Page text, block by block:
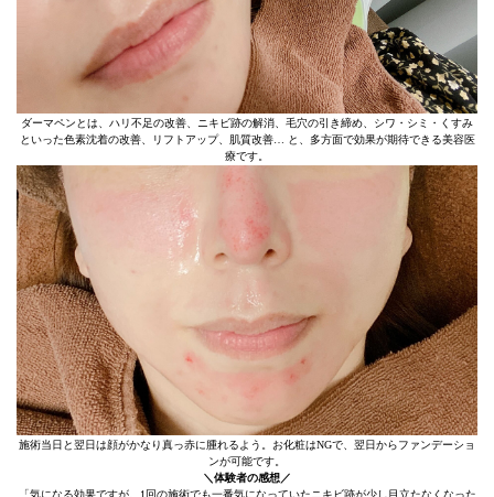
ダーマペンとは、ハリ不足の改善、ニキビ跡の解消、毛穴の引き締め、シワ・シミ・くすみ
といった色素沈着の改善、リフトアップ、肌質改善… と、多方面で効果が期待できる美容医
療です。
施術当日と翌日は顔がかなり真っ赤に腫れるよう。お化粧はNGで、翌日からファンデーショ
ンが可能です。
＼体験者の感想／
「気になる効果ですが、1回の施術でも一番気になっていたニキビ跡が少し目立たなくなった